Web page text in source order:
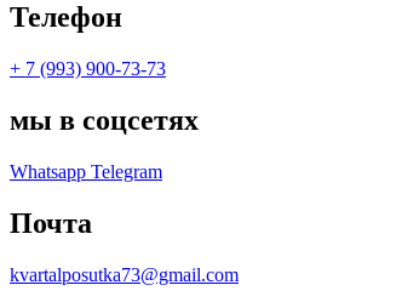
Телефон
+ 7 (993) 900-73-73
мы в соцсетях
Whatsapp Telegram
Почта
kvartalposutka73@gmail.com